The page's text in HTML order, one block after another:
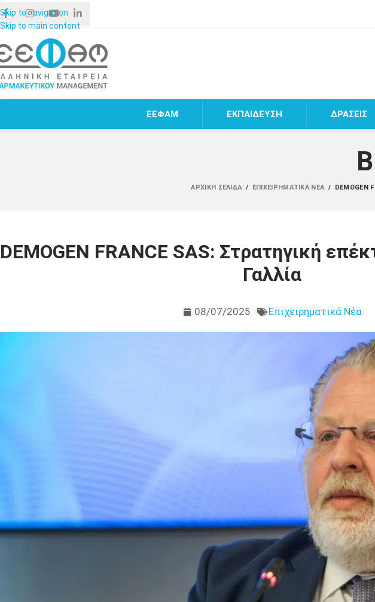
Skip to navigation
Skip to main content
ΕΕΦΑΜ ΕΚΠΑΙΔΕΥΣΗ ΔΡΑΣΕΙΣ
ΑΡΧΙΚΉ ΣΕΛΊΔΑ / ΕΠΙΧΕΙΡΗΜΑΤΙΚΆ ΝΈΑ / DEMOGEN
DEMOGEN FRANCE SAS: Στρατηγική
Γαλλία
08/07/2025 Επιχειρηματικά Νέα